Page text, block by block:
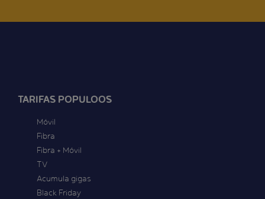
TARIFAS POPULOOS
Móvil
Fibra
Fibra + Móvil
TV
Acumula gigas
Black Friday